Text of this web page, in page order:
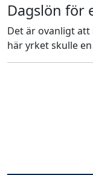
Dagslön för
Det är ovanligt
här yrket skulle